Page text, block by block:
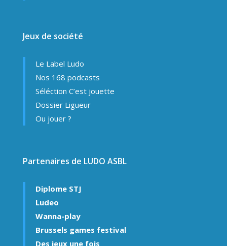
Jeux de société
Le Label Ludo
Nos 168 podcasts
Séléction C’est jouette
Dossier Ligueur
Ou jouer ?
Partenaires de LUDO ASBL
Diplome STJ
Ludeo
Wanna-play
Brussels games festival
Des jeux une fois